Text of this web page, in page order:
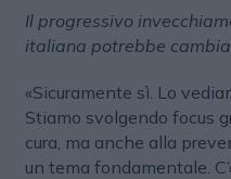
Il progressivo
italiana potrebbe
«Sicuramente sì. Lo
Stiamo svolgendo focus
cura, ma anche alla
un tema fondamentale.